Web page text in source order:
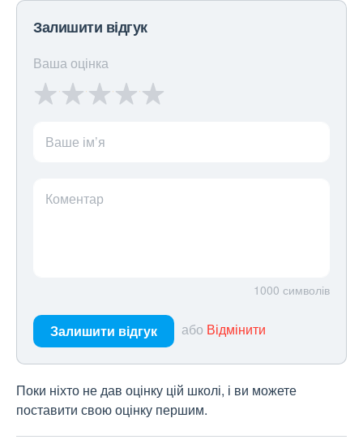
Залишити відгук
Ваша оцінка
Ваше ім’я
Коментар
1000 символів
Залишити відгук або Відмінити
Поки ніхто не дав оцінку цій школі, і ви можете
поставити свою оцінку першим.